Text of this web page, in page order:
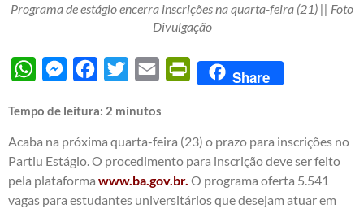
Programa de estágio encerra inscrições na quarta-feira (21) || Foto
Divulgação
WhatsAppMessengerFacebook
Twitter Email PrintFriendly
Share
Tempo de leitura: 2 minutos
Acaba na próxima quarta-feira (23) o prazo para inscrições no
Partiu Estágio. O procedimento para inscrição deve ser feito
pela plataforma www.ba.gov.br. O programa oferta 5.541
vagas para estudantes universitários que desejam atuar em